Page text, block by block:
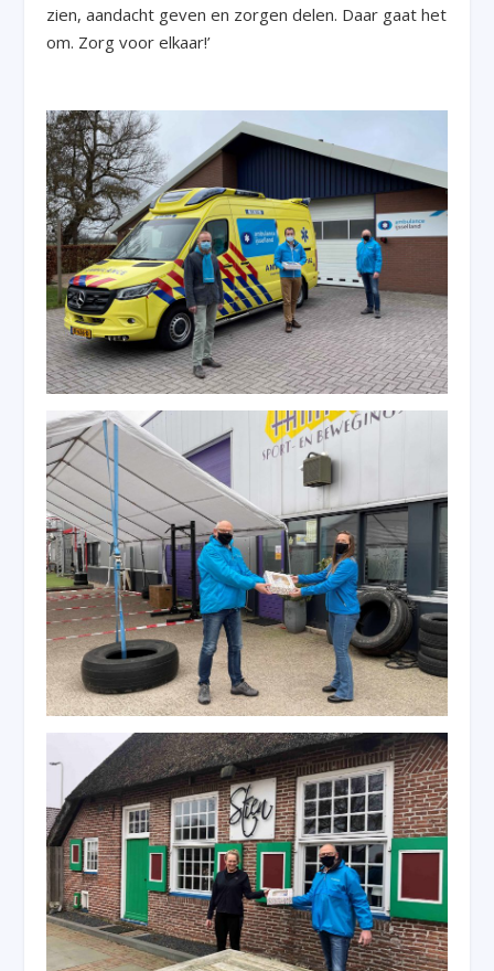
zien, aandacht geven en zorgen delen. Daar gaat het
om. Zorg voor elkaar!’